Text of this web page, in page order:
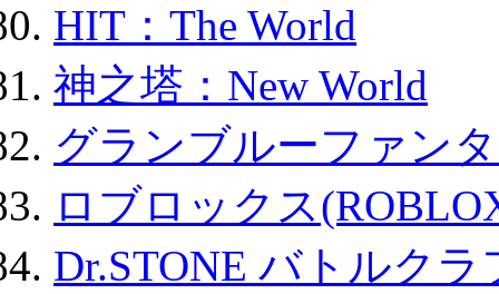
HIT：The World
神之塔：New World
グランブルーファン
ロブロックス
Dr.STONE バトルク